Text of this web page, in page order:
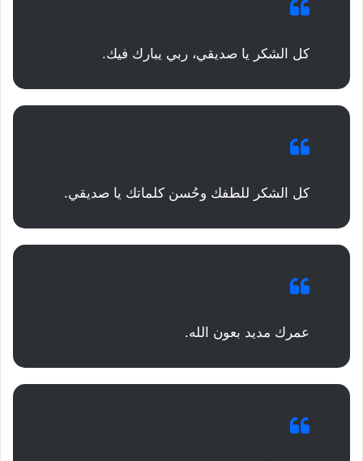
كل الشكر يا صديقي، ربي يبارك فيك.
كل الشكر للطفك وحُسن كلماتك يا صديقي.
عمرك مديد بعون الله.